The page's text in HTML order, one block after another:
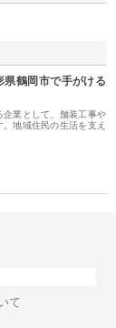
県鶴岡市で手がける
業として、舗装工事や
地域住民の生活を支え
て